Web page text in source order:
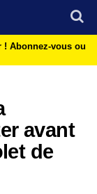
! Abonnez-vous ou
avant
de